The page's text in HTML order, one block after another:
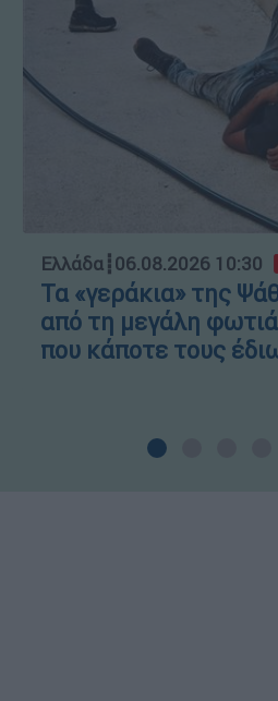
Ελλάδα┋06.08.2026 10:30
Τα «γεράκια» της
από τη μεγάλη φωτιά
που κάποτε τους